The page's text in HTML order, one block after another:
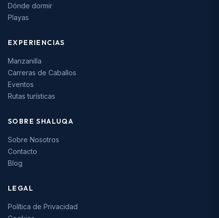
Dónde dormir
Playas
EXPERIENCIAS
Manzanilla
Carreras de Caballos
Eventos
Rutas turísticas
SOBRE SHALUQA
Sobre Nosotros
Contacto
Blog
LEGAL
Política de Privacidad